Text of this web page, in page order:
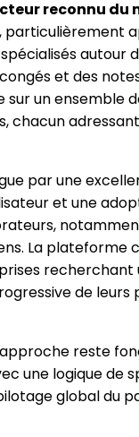
reconnu du
, particulièrement
autour
et des
sur un ensemble
chacun
par une
et une
La plateforme
recherchant
de leurs
reste
une logique de
global du